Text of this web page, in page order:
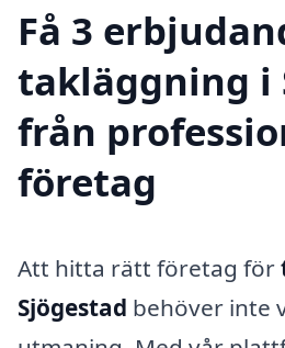
Få 3
takläggning i
från
företag
Att hitta rätt företag för
Sjögestad behöver inte